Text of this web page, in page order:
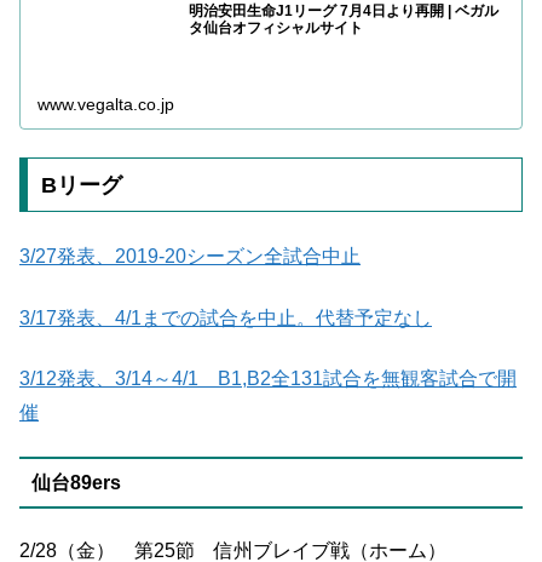
明治安田生命J1リーグ 7月4日より再開 | ベガル
タ仙台オフィシャルサイト
www.vegalta.co.jp
Bリーグ
3/27発表、2019-20シーズン全試合中止
3/17発表、4/1までの試合を中止。代替予定なし
3/12発表、3/14～4/1 B1,B2全131試合を無観客試合で開
催
仙台89ers
2/28（金） 第25節 信州ブレイブ戦（ホーム）